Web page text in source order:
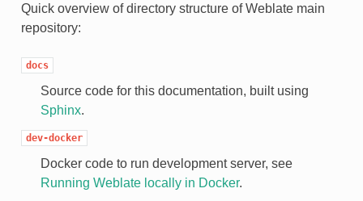
Quick overview of directory structure of Weblate main
repository:
docs
Source code for this documentation, built using
Sphinx.
dev-docker
Docker code to run development server, see
Running Weblate locally in Docker.